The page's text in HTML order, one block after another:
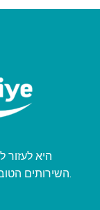
השירותים הטובים ביותר בטורקיה בהתאם למצבם הייחודי.